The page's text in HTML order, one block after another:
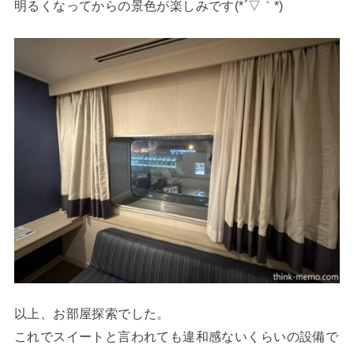
明るくなってからの景色が楽しみです(*´▽｀*)
以上、お部屋探索でした。
これでスイートと言われても違和感ないくらいの設備で